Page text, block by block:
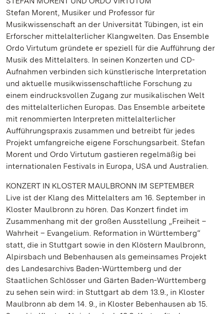
Stefan Morent, Musiker und Professor für
Musikwissenschaft an der Universität Tübingen, ist ein
Erforscher mittelalterlicher Klangwelten. Das Ensemble
Ordo Virtutum gründete er speziell für die Aufführung der
Musik des Mittelalters. In seinen Konzerten und CD-
Aufnahmen verbinden sich künstlerische Interpretation
und aktuelle musikwissenschaftliche Forschung zu
einem eindrucksvollen Zugang zur musikalischen Welt
des mittelalterlichen Europas. Das Ensemble arbeitete
mit renommierten Interpreten mittelalterlicher
Aufführungspraxis zusammen und betreibt für jedes
Projekt umfangreiche eigene Forschungsarbeit. Stefan
Morent und Ordo Virtutum gastieren regelmäßig bei
internationalen Festivals in Europa, USA und Australien.
KONZERT IN KLOSTER MAULBRONN IM SEPTEMBER
Live ist der Klang des Mittelalters am 16. September in
Kloster Maulbronn zu hören. Das Konzert findet im
Zusammenhang mit der großen Ausstellung „Freiheit –
Wahrheit – Evangelium. Reformation in Württemberg“
statt, die in Stuttgart sowie in den Klöstern Maulbronn,
Alpirsbach und Bebenhausen als gemeinsames Projekt
des Landesarchivs Baden-Württemberg und der
Staatlichen Schlösser und Gärten Baden-Württemberg
zu sehen sein wird: in Stuttgart ab dem 13.9., in Kloster
Maulbronn ab dem 14. 9., in Kloster Bebenhausen ab 15.